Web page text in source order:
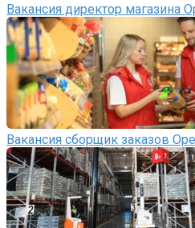
Вакансия директор магазина
Вакансия сборщик заказов